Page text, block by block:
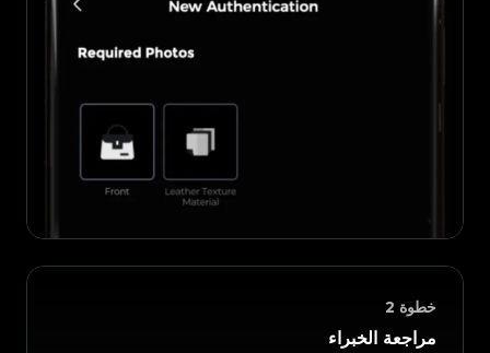
خطوة 2
مراجعة الخبراء